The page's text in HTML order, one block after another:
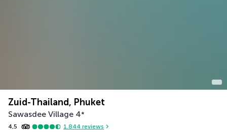
Zuid-Thailand, Phuket
Sawasdee Village 4*
4,5 1.844 reviews